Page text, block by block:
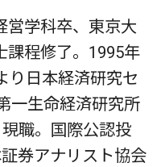
営学科卒、東京大
課程修了。1995年
り日本経済研究セ
一生命経済研究所
職。国際公認投
券アナリスト協会